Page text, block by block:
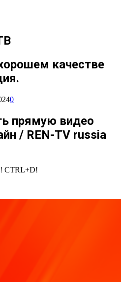
качестве
0
прямую видео
/ REN-TV russia
CTRL+D!